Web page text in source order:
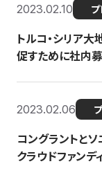
2023.02.10
トルコ・シリア
促すために社内
2023.02.06
コングラントと
クラウドファン